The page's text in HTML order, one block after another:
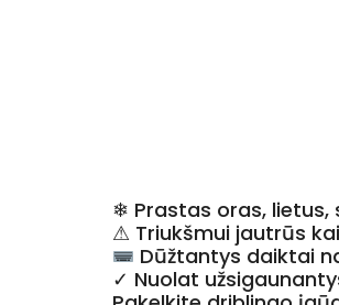
❄︎ Prastas oras, lietus,
⚠︎ Triukšmui jautrūs
Dūžtantys daiktai
✓ Nuolat